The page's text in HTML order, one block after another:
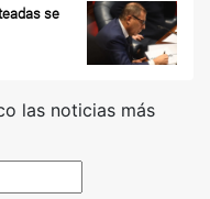
se
las noticias más